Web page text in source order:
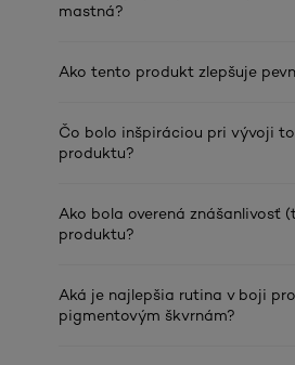
mastná?
Ako tento produkt zlepšuje
Čo bolo inšpiráciou pri vývoji
produktu?
Ako bola overená znášanlivosť
produktu?
Aká je najlepšia rutina v boji
pigmentovým škvrnám?